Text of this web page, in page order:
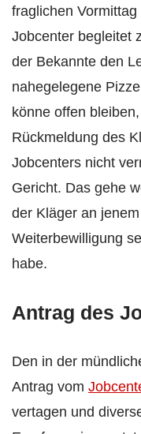
fraglichen
Jobcenter begleitet
der Bekannte den
nahegelegene
könne offen
Rückmeldung des
Jobcenters nicht
Gericht. Das gehe
der Kläger an
Weiterbewilligung
habe.
Antrag des
Den in der
Antrag vom
vertagen und